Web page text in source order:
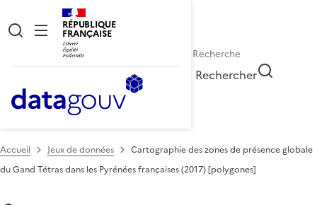
RÉPUBLIQUE
FRANÇAISE
Rechercher
Accueil Jeux de données
Cartographie des zones de présence globale
du Gand Tétras dans les Pyrénées françaises (2017) [polygones]